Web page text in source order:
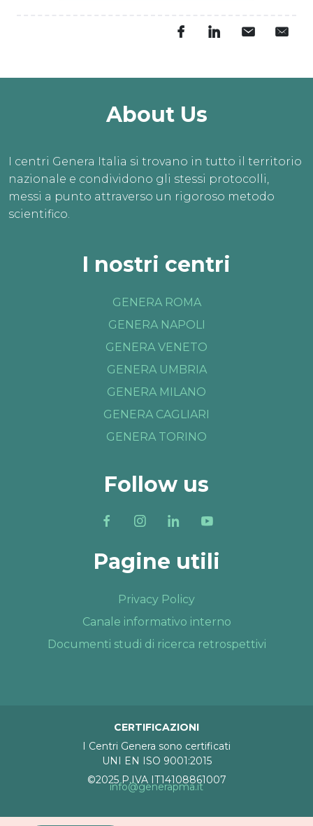
About Us
I centri Genera Italia si trovano in tutto il territorio
nazionale e condividono gli stessi protocolli,
messi a punto attraverso un rigoroso metodo
scientifico.
I nostri centri
GENERA ROMA
GENERA NAPOLI
GENERA VENETO
GENERA UMBRIA
GENERA MILANO
GENERA CAGLIARI
GENERA TORINO
Follow us
Pagine utili
Privacy Policy
Canale informativo interno
Documenti studi di ricerca retrospettivi
CERTIFICAZIONI
I Centri Genera sono certificati
UNI EN ISO 9001:2015
©2025 P.IVA IT14108861007
info@generapma.it